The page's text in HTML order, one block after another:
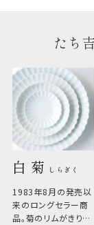
たち
白 菊 しらぎく
1983年8月の発売以
来のロングセラー商
品。菊のリムがきりっ